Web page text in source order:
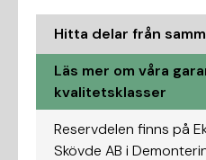
Hitta delar från
Läs mer om våra
kvalitetsklasser
Reservdelen finns på
Skövde AB i